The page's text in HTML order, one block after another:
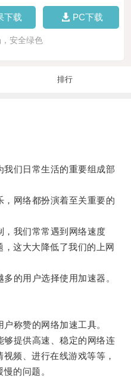
下载 PC下载
安全绿色
排行
们日常生活的重要组成部
网络都扮演着至关重要的
我们常常遇到网络速度
这大大降低了我们的上网
的用户选择使用加速器。
称赞的网络加速工具。
提供高速、稳定的网络连
频、进行在线游戏等等，
的问题。